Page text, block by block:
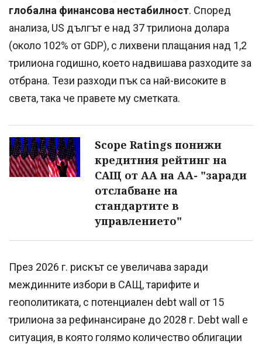
глобална финансова нестабилност. Според
анализа, US дългът е над 37 трилиона долара
(около 102% от GDP), с лихвени плащания над 1,2
трилиона годишно, което надвишава разходите за
отбрана. Тези разходи пък са най-високите в
света, така че правете му сметката.
Scope Ratings понижи
кредитния рейтинг на
САЩ от AA на AA- "заради
отслабване на
стандартите в
управлението"
През 2026 г. рискът се увеличава заради
междинните избори в САЩ, тарифите и
геополитиката, с потенциален debt wall от 15
трилиона за рефинансиране до 2028 г. Debt wall е
ситуация, в която голямо количество облигации